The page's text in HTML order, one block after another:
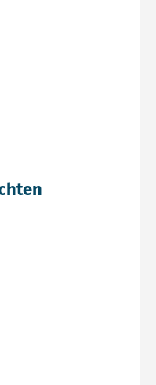
richtlijnen